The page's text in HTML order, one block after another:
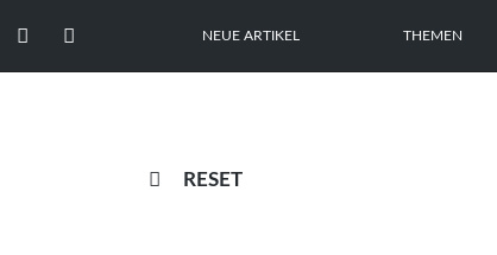
  NEUE ARTIKEL THEMEN
 RESET